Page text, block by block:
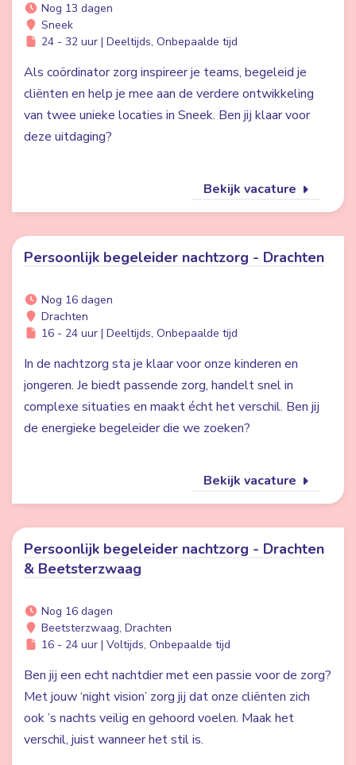
Nog 13 dagen
Sneek
24 - 32 uur | Deeltijds, Onbepaalde tijd
Als coördinator zorg inspireer je teams, begeleid je
cliënten en help je mee aan de verdere ontwikkeling
van twee unieke locaties in Sneek. Ben jij klaar voor
deze uitdaging?
Bekijk vacature
Persoonlijk begeleider nachtzorg - Drachten
Nog 16 dagen
Drachten
16 - 24 uur | Deeltijds, Onbepaalde tijd
In de nachtzorg sta je klaar voor onze kinderen en
jongeren. Je biedt passende zorg, handelt snel in
complexe situaties en maakt écht het verschil. Ben jij
de energieke begeleider die we zoeken?
Bekijk vacature
Persoonlijk begeleider nachtzorg - Drachten
& Beetsterzwaag
Nog 16 dagen
Beetsterzwaag, Drachten
16 - 24 uur | Voltijds, Onbepaalde tijd
Ben jij een echt nachtdier met een passie voor de zorg?
Met jouw ‘night vision’ zorg jij dat onze cliënten zich
ook ’s nachts veilig en gehoord voelen. Maak het
verschil, juist wanneer het stil is.